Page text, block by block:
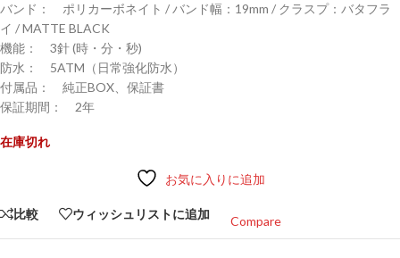
バンド： ポリカーボネイト / バンド幅：19mm / クラスプ：バタフラ
イ / MATTE BLACK
機能： 3針 (時・分・秒)
防水： 5ATM（日常強化防水）
付属品： 純正BOX、保証書
保証期間： 2年
在庫切れ
お気に入りに追加
比較 ウィッシュリストに追加
Compare